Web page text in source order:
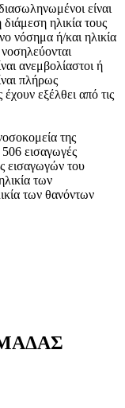
είναι
ηλικία τους
νόσημα ή/και ηλικία
ανεμβολίαστοι ή
πλήρως
εξέλθει από τις
της
506 εισαγωγές
εισαγωγών του
των
των θανόντων